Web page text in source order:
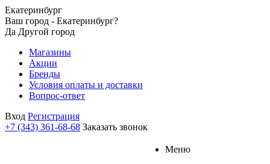
Екатеринбург
Ваш город - Екатеринбург?
Да Другой город
Магазины
Акции
Бренды
Условия оплаты и доставки
Вопрос-ответ
Вход Регистрация
+7 (343) 361-68-68 Заказать звонок
Меню